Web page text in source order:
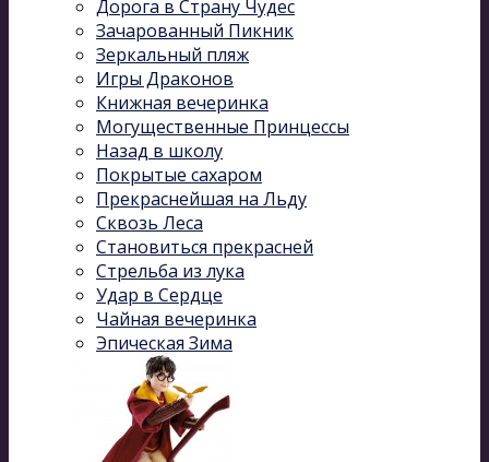
Дорога в Страну Чудес
Зачарованный Пикник
Зеркальный пляж
Игры Драконов
Книжная вечеринка
Могущественные Принцессы
Назад в школу
Покрытые сахаром
Прекраснейшая на Льду
Сквозь Леса
Становиться прекрасней
Стрельба из лука
Удар в Сердце
Чайная вечеринка
Эпическая Зима